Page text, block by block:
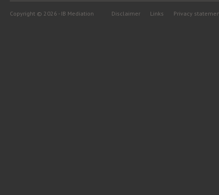
Copyright © 2026 - IB Mediation Disclaimer Links Privacy